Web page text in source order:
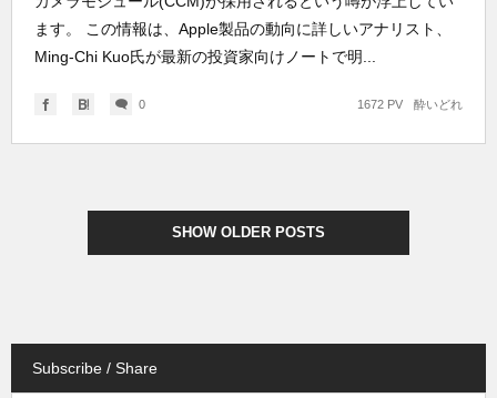
ます。 この情報は、Apple製品の動向に詳しいアナリスト、
Ming-Chi Kuo氏が最新の投資家向けノートで明...
0 酔いどれ
1672 PV
SHOW OLDER POSTS
Subscribe / Share